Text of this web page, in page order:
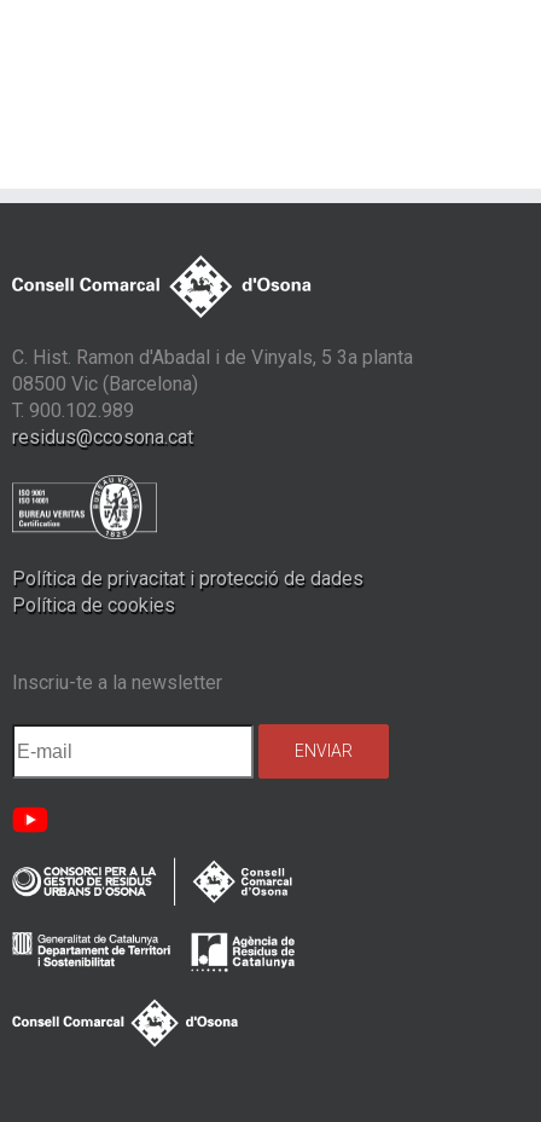
C. Hist. Ramon d'Abadal i de Vinyals, 5 3a planta
08500 Vic (Barcelona)
T. 900.102.989
residus@ccosona.cat
Política de privacitat i protecció de dades
Política de cookies
Inscriu-te a la newsletter